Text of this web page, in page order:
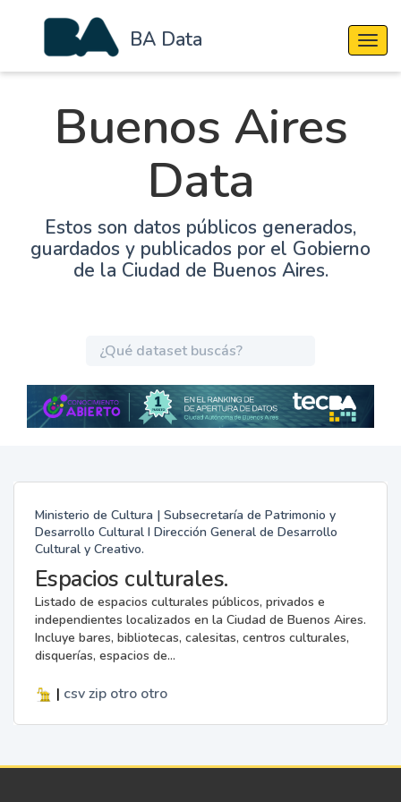
BA Data
Buenos Aires
Data
Estos son datos públicos generados,
guardados y publicados por el Gobierno
de la Ciudad de Buenos Aires.
Ministerio de Cultura | Subsecretaría de Patrimonio y
Desarrollo Cultural I Dirección General de Desarrollo
Cultural y Creativo.
Espacios culturales.
Listado de espacios culturales públicos, privados e
independientes localizados en la Ciudad de Buenos Aires.
Incluye bares, bibliotecas, calesitas, centros culturales,
disquerías, espacios de...
| csv zip otro otro